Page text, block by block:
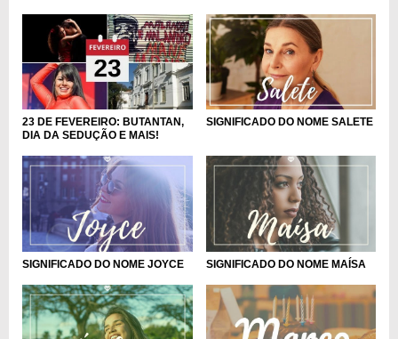
23 DE FEVEREIRO: BUTANTAN,
DIA DA SEDUÇÃO E MAIS!
SIGNIFICADO DO NOME SALETE
SIGNIFICADO DO NOME JOYCE SIGNIFICADO DO NOME MAÍSA